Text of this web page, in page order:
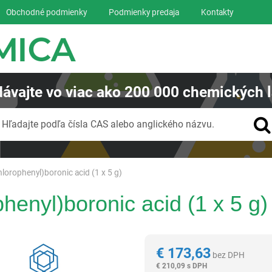
acid (1 x 5 g)
acid (1 x 5 g)
€173,63 bez DPH
€ 210,09 s DPH
Obchodné podmienky Podmienky predaja Kontakty
vo viac ako200 000 chemických
Hľadajte podľa čísla CAS alebo anglického názvu.